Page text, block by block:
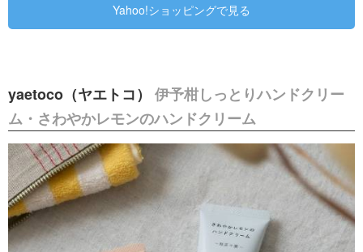
Yahoo!ショッピングで見る
yaetoco（ヤエトコ） 伊予柑しっとりハンドクリー
ム・さわやかレモンのハンドクリーム